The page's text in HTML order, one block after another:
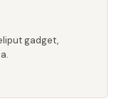
gadget,